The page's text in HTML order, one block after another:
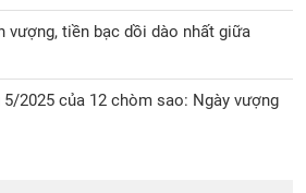
vượng, tiền bạc dồi dào nhất giữa
2025 của 12 chòm sao: Ngày vượng